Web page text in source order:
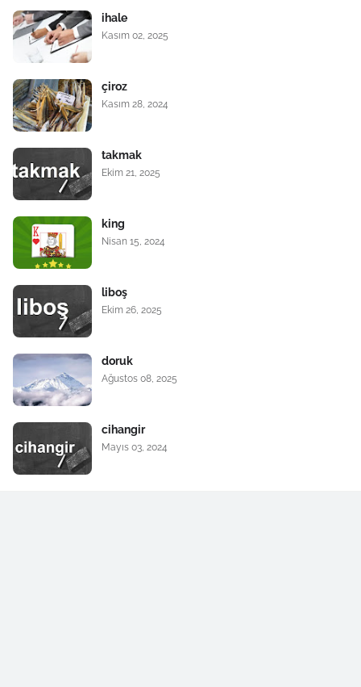
ihale
Kasım 02, 2025
çiroz
Kasım 28, 2024
takmak
Ekim 21, 2025
king
Nisan 15, 2024
liboş
Ekim 26, 2025
doruk
Ağustos 08, 2025
cihangir
Mayıs 03, 2024